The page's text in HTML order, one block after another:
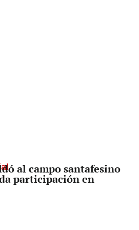
al campo santafesino
participación en